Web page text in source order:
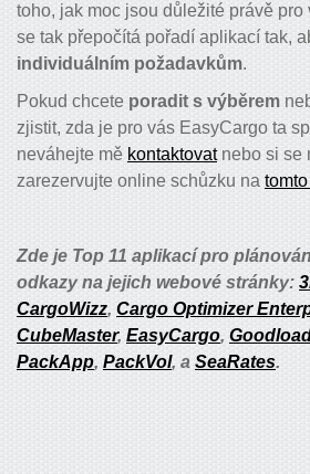
toho, jak moc jsou důležité právě pro
se tak přepočítá pořadí aplikací tak,
individuálním požadavkům.
Pokud chcete poradit s výběrem
zjistit, zda je pro vás EasyCargo ta
neváhejte mě kontaktovatnebo si se
zarezervujte online schůzku na
Zde je Top 11 aplikací pro
odkazy na jejich webové stránky:
CargoWizz, Cargo Optimizer
CubeMaster, EasyCargo,
PackApp, PackVol, a SeaRates.